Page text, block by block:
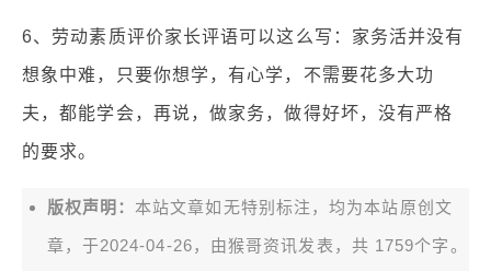
6、劳动素质评价家长评语可以这么写：家务活并没有
想象中难，只要你想学，有心学，不需要花多大功
夫，都能学会，再说，做家务，做得好坏，没有严格
的要求。
版权声明： 本站文章如无特别标注，均为本站原创文
章，于2024-04-26，由猴哥资讯 发表，共 1759个字。